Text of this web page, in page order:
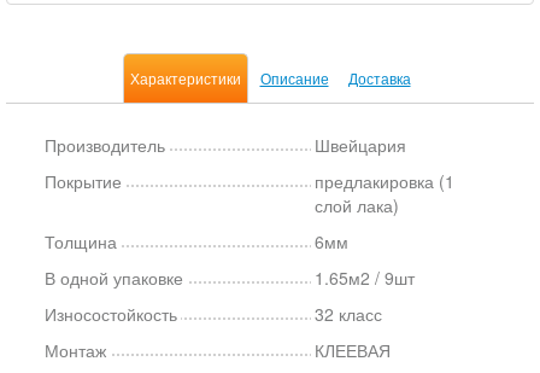
Характеристики Описание Доставка
Производитель
Швейцария
Покрытие
предлакировка (1
слой лака)
Толщина
6мм
В одной упаковке
1.65м2 / 9шт
Износостойкость
32 класс
Монтаж
КЛЕЕВАЯ